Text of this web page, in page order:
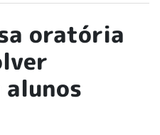
oratória
alunos